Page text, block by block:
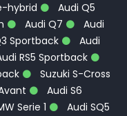
hybrid
Audi Q5
Audi Q7
Audi
Sportback
Audi
RS5 Sportback
Suzuki S-Cross
Audi S6
Serie 1
Audi SQ5